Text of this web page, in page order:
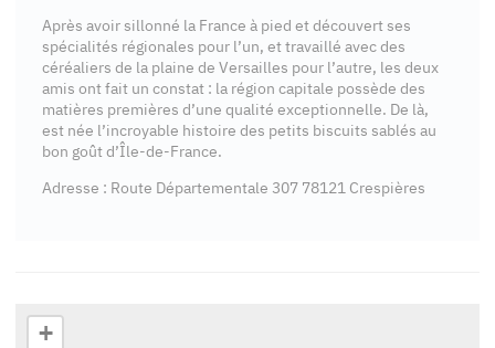
Après avoir sillonné la France à pied et découvert ses
spécialités régionales pour l’un, et travaillé avec des
céréaliers de la plaine de Versailles pour l’autre, les deux
amis ont fait un constat : la région capitale possède des
matières premières d’une qualité exceptionnelle. De là,
est née l’incroyable histoire des petits biscuits sablés au
bon goût d’Île-de-France.
Adresse : Route Départementale 307 78121 Crespières
+